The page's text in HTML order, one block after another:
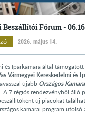
Fórum -
2026. május 14.
és Iparkamara által támogatott
Vármegyei Kereskedelmi és
újabb Országos
A 7 régiós rendezvényből álló
új piacokat
kamarai program